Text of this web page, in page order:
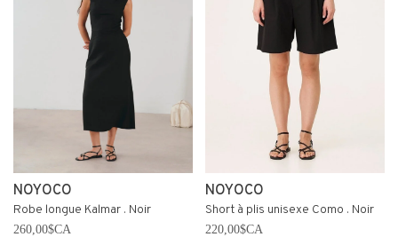
NOYOCO
Robe longue Kalmar . Noir
260,00$CA
NOYOCO
Short à plis unisexe Como . Noir
220,00$CA